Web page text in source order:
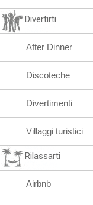
Divertirti
After Dinner
Discoteche
Divertimenti
Villaggi turistici
Rilassarti
Airbnb